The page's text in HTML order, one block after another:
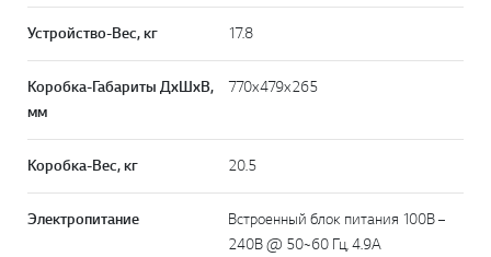
Устройство-Вес, кг 17.8
Коробка-Габариты ДхШхВ,
мм
770x479x265
Коробка-Вес, кг 20.5
Электропитание
Встроенный блок питания 100В –
240В @ 50~60 Гц, 4.9А